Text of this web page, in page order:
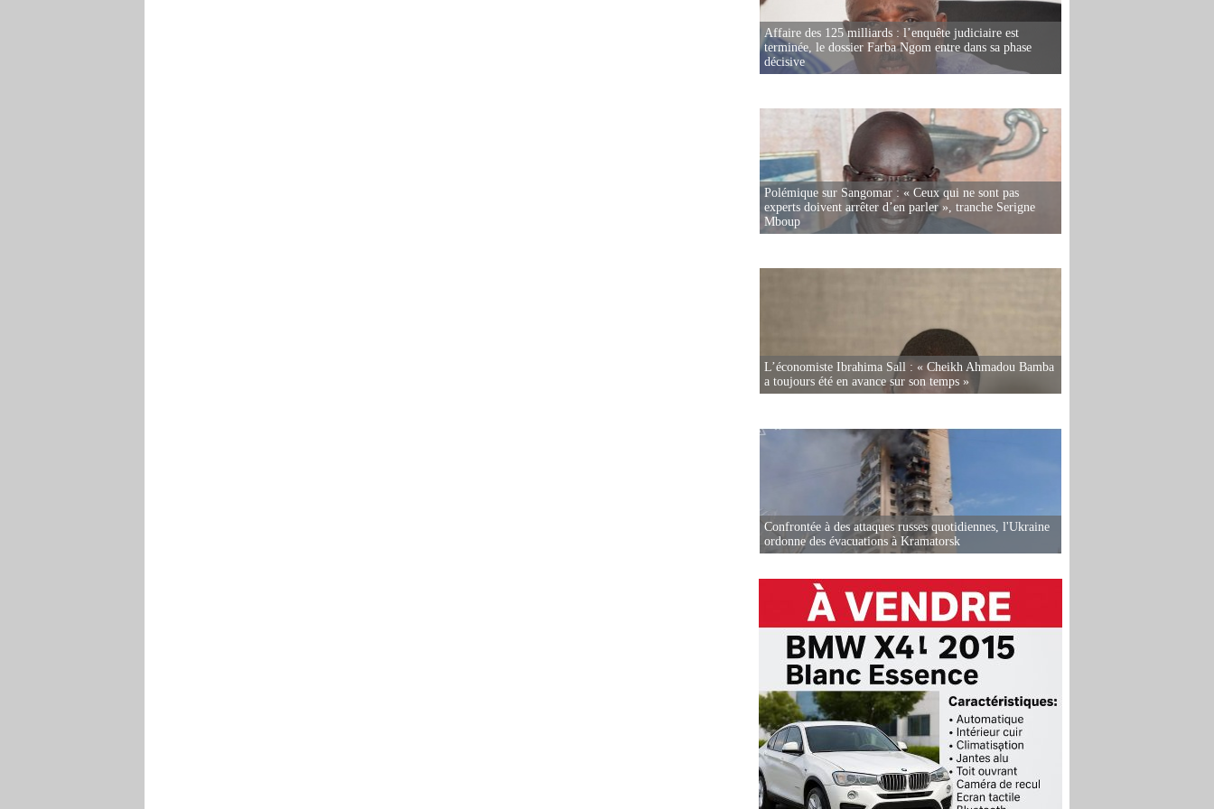
Affaire des 125 milliards : l’enquête judiciaire est
terminée, le dossier Farba Ngom entre dans sa phase
décisive
Polémique sur Sangomar : « Ceux qui ne sont pas
experts doivent arrêter d’en parler », tranche Serigne
Mboup
L’économiste Ibrahima Sall : « Cheikh Ahmadou Bamba
a toujours été en avance sur son temps »
Confrontée à des attaques russes quotidiennes, l'Ukraine
ordonne des évacuations à Kramatorsk